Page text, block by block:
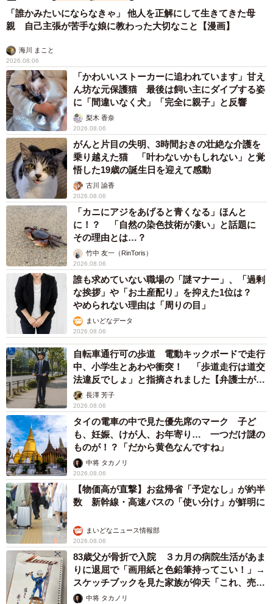
「誰かみたいにならなきゃ」 他人を正解にして生きてきた母
親 自己主張が苦手な娘に教わった大切なこと【漫画】
海川 まこと
2026.08.06
「かわいいストーカーに追われています」甘え
ん坊な元保護猫 最後は飼い主にダイブする姿
に「間違いなく犬」「完全に親子」と反響
梨木 香奈
2026.08.06
がんと片目の失明、3時間おきの壮絶な介護を
乗り越えた猫 「叶わないかもしれない」と覚
悟した19歳の誕生日を迎えて感動
古川 諭香
2026.08.06
「カニにアジをあげると青くなる」ほんと
に！？ 「自然の染色技術が凄い」と話題に
その理由とは…？
竹中 友一（RinToris）
2026.08.06
誰も求めていない職場の「謎マナー」、「過剰
な挨拶」や「お土産配り」を抑えた1位は？
やめられない理由は「周りの目」
まいどなデータ
2026.08.06
自転車通行可の歩道 電動キックボードで走行
中、小学生とあわや衝突！ 「歩道走行は道交
法違反でしょ」と指摘されました【弁護士が解
説】長澤 芳子
2026.08.06
タイの電車の中で見た優先席のマーク 子ど
も、妊娠、けが人、お年寄り… 一つだけ謎の
ものが！？「だから黄色なんですね」
中将 タカノリ
2026.08.06
【物価高が直撃】お盆帰省「予定なし」が約半
数 新幹線・高速バスの「使い分け」が鮮明に
まいどなニュース情報部
2026.08.06
83歳父が骨折で入院 ３カ月の病院生活があま
りに退屈で「画用紙と色鉛筆持ってこい！」→
スケッチブックを見た家族が仰天「これ、売れ
ますよ…」
中将 タカノリ